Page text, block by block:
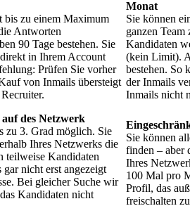
bis zu einem Maximum
Antworten
90 Tage bestehen. Sie
in Ihrem Account
Prüfen Sie vorher
von Inmails übersteigt
Monat
Sie können
ganzen
Kandidaten
(kein Limit).
bestehen. So
der Inmails
Inmails nicht
des Netzwerk
zu 3. Grad möglich. Sie
Ihres Netzwerks die
teilweise Kandidaten
nicht erst angezeigt
Bei gleicher Suche wir
Kandidaten nicht
Sie können
finden – aber
Ihres
100 Mal pro
Profil, das
freischalten